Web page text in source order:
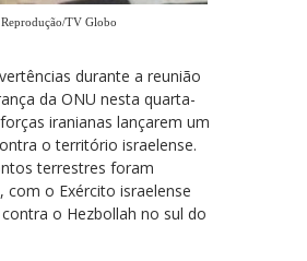
TV Globo
durante a reunião
da ONU nesta quarta-
iranianas lançarem um
o território israelense.
terrestres foram
com o Exército israelense
o Hezbollah no sul do